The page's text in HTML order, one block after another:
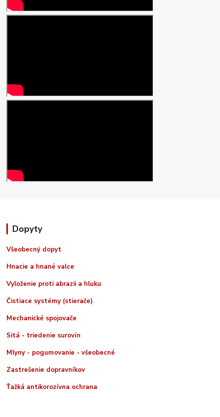
Dopyty
Všeobecný dopyt
Hnacie a hnané valce
Vyloženie proti abrazii a hluku
Čistiace systémy (stierače)
Mechanické spojovače
Sitá - triedenie surovín
Mlyny - pogumovanie - všeobecné
Zastrešenie dopravníkov
Ťažká antikorozívna ochrana